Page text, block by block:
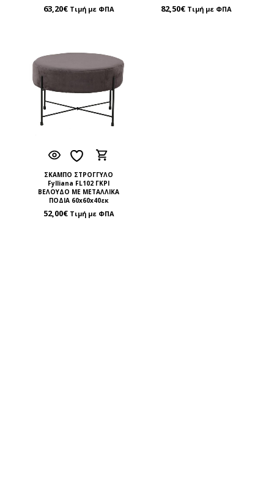
63,20€ Τιμή με ΦΠΑ 82,50€ Τιμή με ΦΠΑ
ΣΚΑΜΠΟ ΣΤΡΟΓΓΥΛΟ
Fylliana FL102 ΓΚΡΙ
ΒΕΛΟΥΔΟ ΜΕ ΜΕΤΑΛΛΙΚΑ
ΠΟΔΙΑ 60x60x40εκ
52,00€ Τιμή με ΦΠΑ